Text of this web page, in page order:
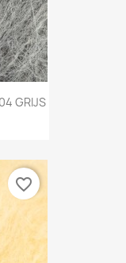
GRIJS
favorite_border